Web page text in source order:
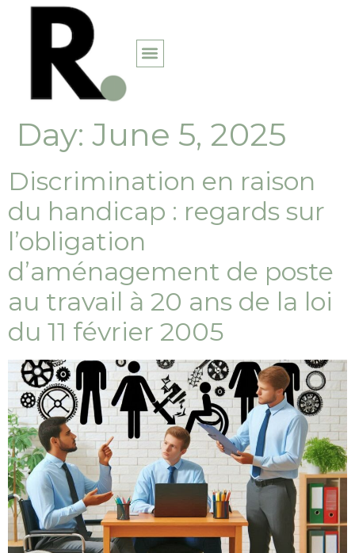
Day: June 5, 2025
Discrimination en raison
du handicap : regards sur
l’obligation
d’aménagement de poste
au travail à 20 ans de la loi
du 11 février 2005